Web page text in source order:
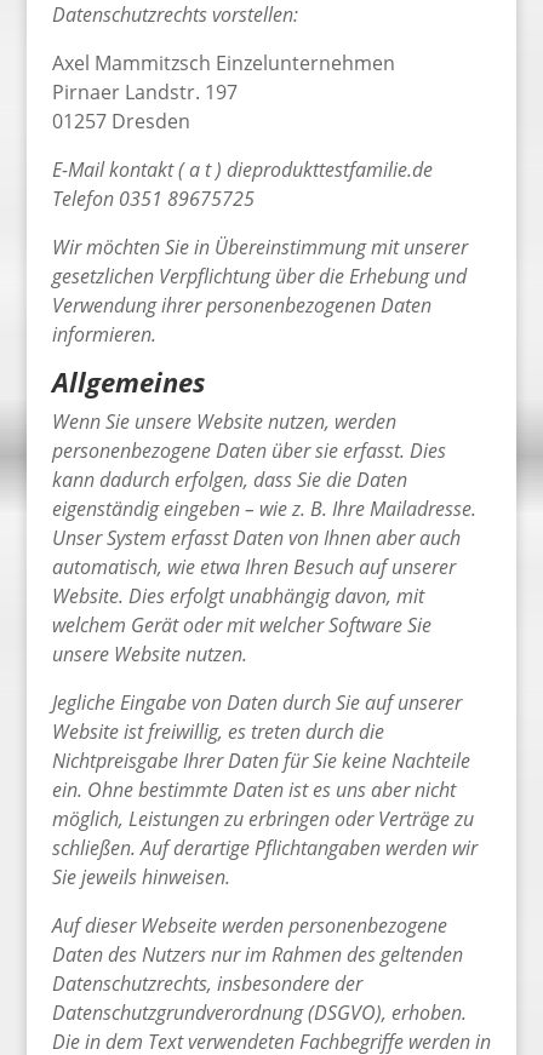
Datenschutzrechts vorstellen:
Axel Mammitzsch Einzelunternehmen
Pirnaer Landstr. 197
01257 Dresden
E-Mail kontakt ( a t ) dieprodukttestfamilie.de
Telefon 0351 89675725
Wir möchten Sie in Übereinstimmung mit unserer
gesetzlichen Verpflichtung über die Erhebung und
Verwendung ihrer personenbezogenen Daten
informieren.
Allgemeines
Wenn Sie unsere Website nutzen, werden
personenbezogene Daten über sie erfasst. Dies
kann dadurch erfolgen, dass Sie die Daten
eigenständig eingeben – wie z. B. Ihre Mailadresse.
Unser System erfasst Daten von Ihnen aber auch
automatisch, wie etwa Ihren Besuch auf unserer
Website. Dies erfolgt unabhängig davon, mit
welchem Gerät oder mit welcher Software Sie
unsere Website nutzen.
Jegliche Eingabe von Daten durch Sie auf unserer
Website ist freiwillig, es treten durch die
Nichtpreisgabe Ihrer Daten für Sie keine Nachteile
ein. Ohne bestimmte Daten ist es uns aber nicht
möglich, Leistungen zu erbringen oder Verträge zu
schließen. Auf derartige Pflichtangaben werden wir
Sie jeweils hinweisen.
Auf dieser Webseite werden personenbezogene
Daten des Nutzers nur im Rahmen des geltenden
Datenschutzrechts, insbesondere der
Datenschutzgrundverordnung (DSGVO), erhoben.
Die in dem Text verwendeten Fachbegriffe werden in